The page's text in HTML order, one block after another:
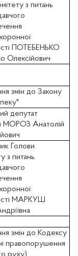
з питань
ПОТЕБЕНЬКО
Олексійович
змін до Закону
депутат
МОРОЗ Анатолій
Голови
з питань
МАРКУШ
змін до Кодексу
правопорушення
руху)